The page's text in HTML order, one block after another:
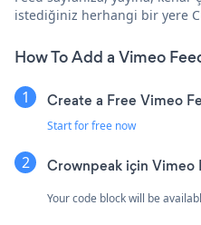
istediğiniz herhangi bir yere
How To Add a Vimeo
Create a Free Vimeo
Start for free now
Crownpeak için Vimeo
Your code block will be